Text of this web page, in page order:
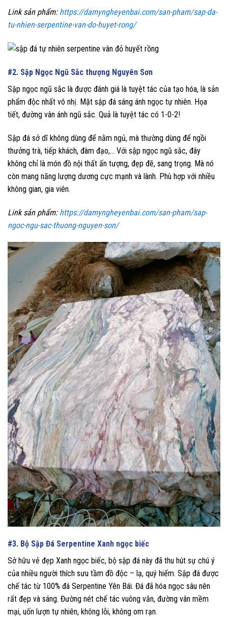
Link sản phẩm: https://damyngheyenbai.com/san-pham/sap-da-
tu-nhien-serpentine-van-do-huyet-rong/
#2. Sập Ngọc Ngũ Sắc thượng Nguyên Sơn
Sập ngọc ngũ sắc là được đánh giá là tuyệt tác của tạo hóa, là sản
phẩm độc nhất vô nhị. Mặt sập đá sáng ánh ngọc tự nhiên. Họa
tiết, đường vân ánh ngũ sắc. Quả là tuyệt tác có 1-0-2!
Sập đá sở dĩ không dùng để nằm ngủ, mà thường dùng để ngồi
thưởng trà, tiếp khách, đàm đạo,… Với sập ngọc ngũ sắc, đây
không chỉ là món đồ nội thất ấn tượng, đẹp đẽ, sang trọng. Mà nó
còn mang năng lượng dương cực mạnh và lành. Phù hợp với nhiều
không gian, gia viên.
Link sản phẩm: https://damyngheyenbai.com/san-pham/sap-
ngoc-ngu-sac-thuong-nguyen-son/
#3. Bộ Sập Đá Serpentine Xanh ngọc biếc
Sở hữu vẻ đẹp Xanh ngọc biếc, bộ sập đá này đã thu hút sự chú ý
của nhiều người thích sưu tầm đồ độc – lạ, quý hiếm. Sập đá được
chế tác từ 100% đá Serpentine Yên Bái. Đá đã hóa ngọc sâu nên
rất đẹp và sáng. Đường nét chế tác vuông vắn, đường vân mềm
mại, uốn lượn tự nhiên, không lỗi, không om rạn.